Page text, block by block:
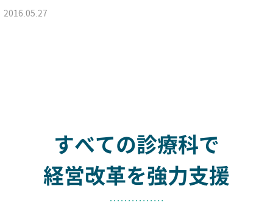
2016.05.27
すべての診療科で
経営改革を強力支援